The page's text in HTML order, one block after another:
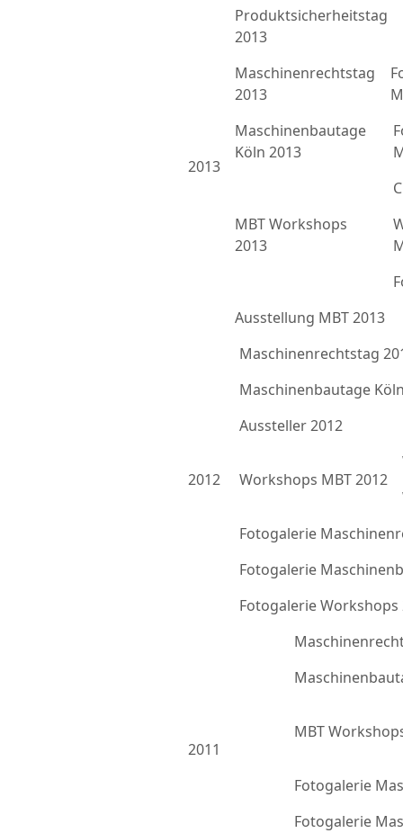
2013
Produktsicherheitstag
2013
Maschinenrechtstag
2013
Maschinenbautage
Köln 2013
MBT Workshops
2013
Ausstellung MBT 2013
2012
Maschinenrechtstag
Maschinenbautage
Aussteller 2012
Workshops MBT 2012
Fotogalerie
Fotogalerie
Fotogalerie Workshops
2011
MBT
Fotogalerie
Fotogalerie